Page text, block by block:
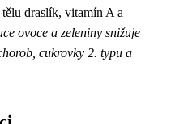
draslík, vitamín A a
ovoce a zeleniny snižuje
cukrovky 2. typu a